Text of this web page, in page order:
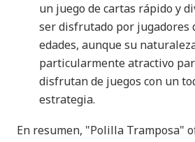
un juego de cartas rápido y
ser disfrutado por jugadores
edades, aunque su
particularmente atractivo
disfrutan de juegos con un
estrategia.
En resumen, "Polilla Tramposa"